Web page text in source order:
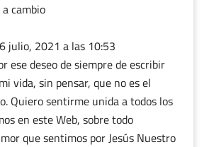
cambio
julio, 2021 a las 10:53
ese deseo de siempre de escribir
vida, sin pensar, que no es el
Quiero sentirme unida a todos los
en este Web, sobre todo
que sentimos por Jesús Nuestro